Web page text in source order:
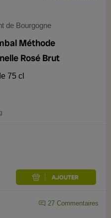
de Bourgogne
Méthode
Rosé Brut
75 cl
27 Commentaires